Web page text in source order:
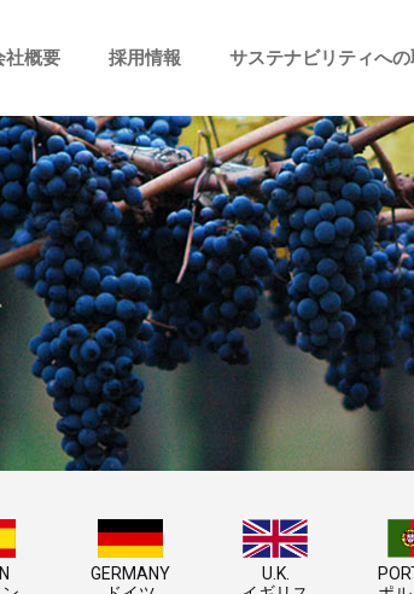
社概要 採用情報 サステナビリティへ
GERMANY
U.K.